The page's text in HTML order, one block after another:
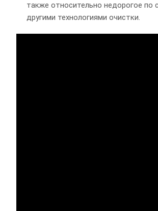
также относительно недорогое по
другими технологиями очистки.